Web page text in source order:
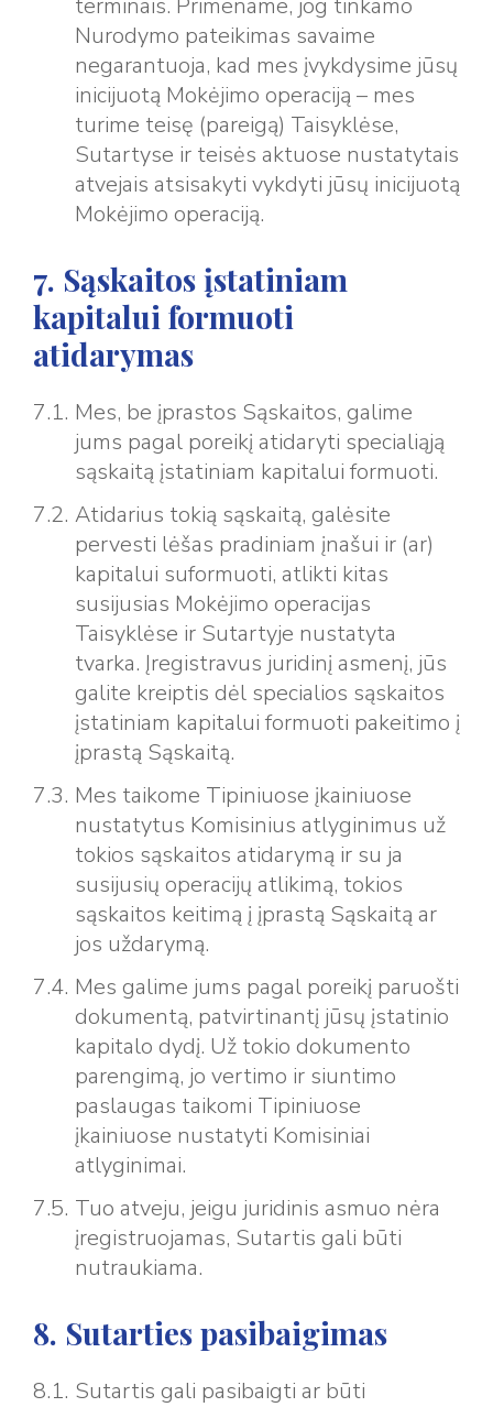
terminais. Primename, jog tinkamo
Nurodymo pateikimas savaime
negarantuoja, kad mes įvykdysime jūsų
inicijuotą Mokėjimo operaciją – mes
turime teisę (pareigą) Taisyklėse,
Sutartyse ir teisės aktuose nustatytais
atvejais atsisakyti vykdyti jūsų inicijuotą
Mokėjimo operaciją.
7. Sąskaitos įstatiniam
kapitalui formuoti
atidarymas
Mes, be įprastos Sąskaitos, galime
jums pagal poreikį atidaryti specialiąją
sąskaitą įstatiniam kapitalui formuoti.
Atidarius tokią sąskaitą, galėsite
pervesti lėšas pradiniam įnašui ir (ar)
kapitalui suformuoti, atlikti kitas
susijusias Mokėjimo operacijas
Taisyklėse ir Sutartyje nustatyta
tvarka. Įregistravus juridinį asmenį, jūs
galite kreiptis dėl specialios sąskaitos
įstatiniam kapitalui formuoti pakeitimo į
įprastą Sąskaitą.
Mes taikome Tipiniuose įkainiuose
nustatytus Komisinius atlyginimus už
tokios sąskaitos atidarymą ir su ja
susijusių operacijų atlikimą, tokios
sąskaitos keitimą į įprastą Sąskaitą ar
jos uždarymą.
Mes galime jums pagal poreikį paruošti
dokumentą, patvirtinantį jūsų įstatinio
kapitalo dydį. Už tokio dokumento
parengimą, jo vertimo ir siuntimo
paslaugas taikomi Tipiniuose
įkainiuose nustatyti Komisiniai
atlyginimai.
Tuo atveju, jeigu juridinis asmuo nėra
įregistruojamas, Sutartis gali būti
nutraukiama.
8. Sutarties pasibaigimas
Sutartis gali pasibaigti ar būti